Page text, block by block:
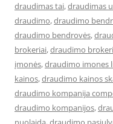
draudimas tai,draudimas
draudimo,draudimo
draudimo bendrovės,
brokeriai,draudimo
įmonės,draudimo imones
kainos,draudimo kainos
draudimo kompanija
draudimo kompanijos,